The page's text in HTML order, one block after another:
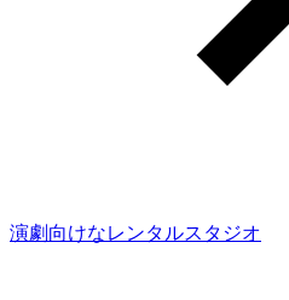
演劇向けなレンタルスタジオ